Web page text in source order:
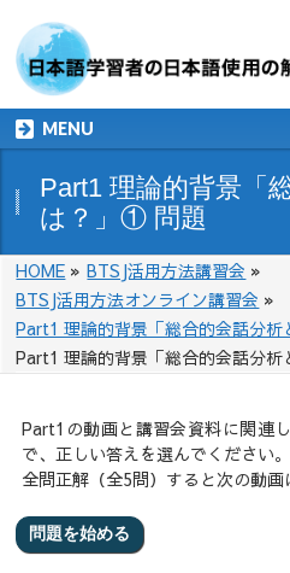
MENU
Part1 理論的背景「
は？」① 問題
HOME » BTSJ活用方法講習会 »
BTSJ活用方法オンライン講習会 »
Part1 理論的背景「総合的会話分
Part1 理論的背景「総合的会話分
Part1の動画と講習会資料に関連
で、正しい答えを選んでください。
全問正解（全5問）すると次の動画